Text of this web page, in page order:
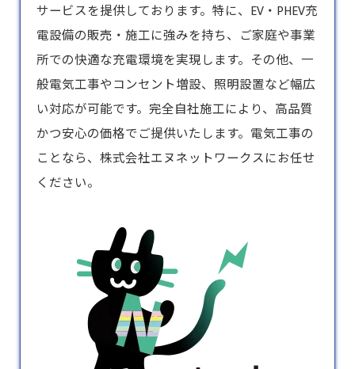
サービスを提供しております。特に、EV・PHEV充
電設備の販売・施工に強みを持ち、ご家庭や事業
所での快適な充電環境を実現します。その他、一
般電気工事やコンセント増設、照明設置など幅広
い対応が可能です。完全自社施工により、高品質
かつ安心の価格でご提供いたします。電気工事の
ことなら、株式会社エヌネットワークスにお任せ
ください。